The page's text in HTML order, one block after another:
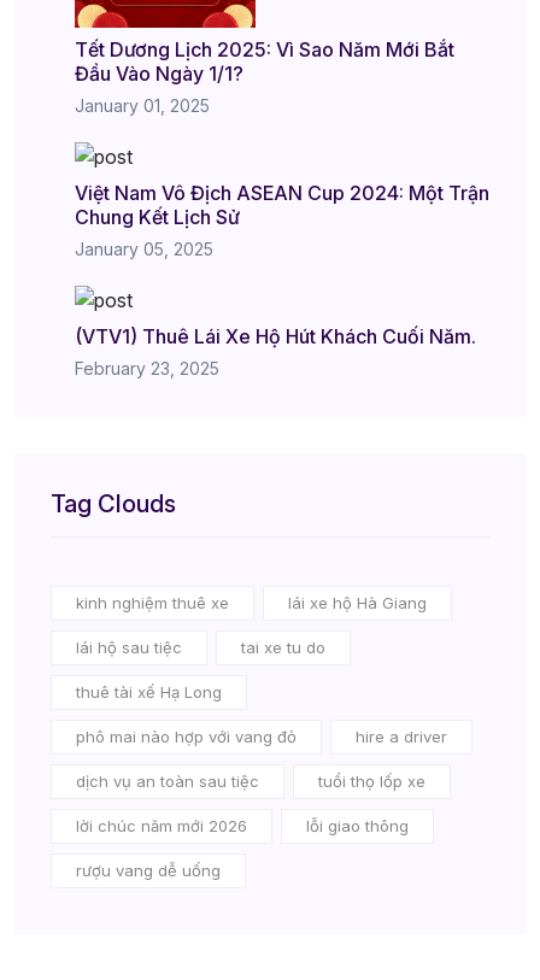
Tết Dương Lịch 2025: Vì Sao Năm Mới Bắt
Đầu Vào Ngày 1/1?
January 01, 2025
Việt Nam Vô Địch ASEAN Cup 2024: Một Trận
Chung Kết Lịch Sử
January 05, 2025
(VTV1) Thuê Lái Xe Hộ Hút Khách Cuối Năm.
February 23, 2025
Tag Clouds
kinh nghiệm thuê xe lái xe hộ Hà Giang
lái hộ sau tiệc tai xe tu do
thuê tài xế Hạ Long
phô mai nào hợp với vang đỏ hire a driver
dịch vụ an toàn sau tiệc tuổi thọ lốp xe
lời chúc năm mới 2026 lỗi giao thông
rượu vang dễ uống